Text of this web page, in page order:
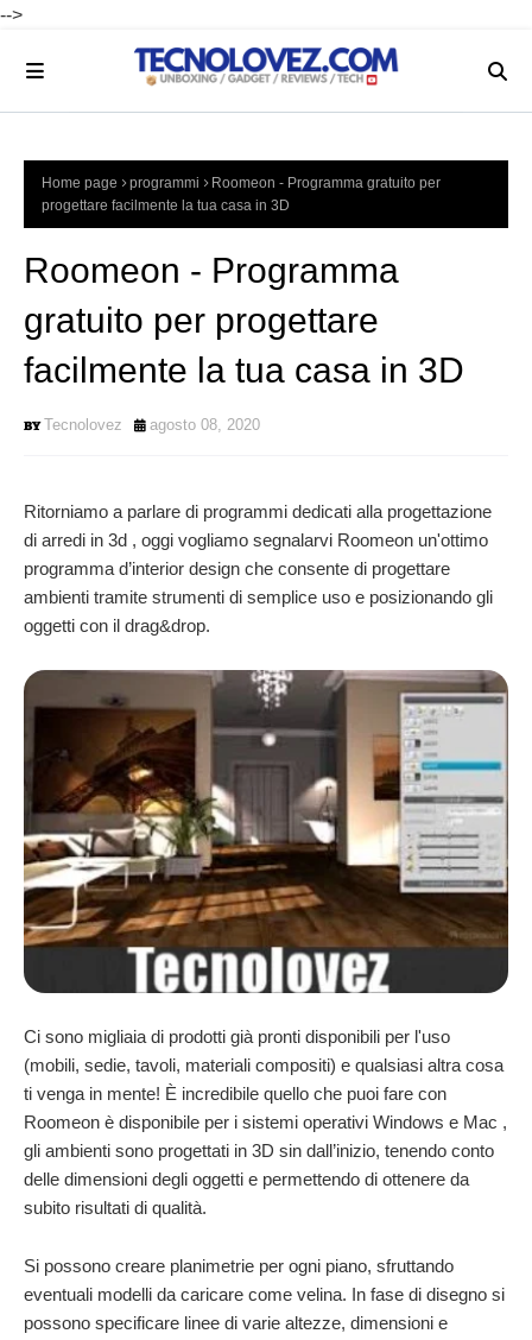
-->
Home page programmi
Roomeon - Programma gratuito per
progettare facilmente la tua casa in 3D
Roomeon - Programma
gratuito per progettare
facilmente la tua casa in 3D
Tecnolovez agosto 08, 2020
Ritorniamo a parlare di programmi dedicati alla progettazione
di arredi in 3d , oggi vogliamo segnalarvi Roomeon un'ottimo
programma d’interior design che consente di progettare
ambienti tramite strumenti di semplice uso e posizionando gli
oggetti con il drag&drop.
Ci sono migliaia di prodotti già pronti disponibili per l'uso
(mobili, sedie, tavoli, materiali compositi) e qualsiasi altra cosa
ti venga in mente! È incredibile quello che puoi fare con
Roomeon è disponibile per i sistemi operativi Windows e Mac ,
gli ambienti sono progettati in 3D sin dall’inizio, tenendo conto
delle dimensioni degli oggetti e permettendo di ottenere da
subito risultati di qualità.
Si possono creare planimetrie per ogni piano, sfruttando
eventuali modelli da caricare come velina. In fase di disegno si
possono specificare linee di varie altezze, dimensioni e